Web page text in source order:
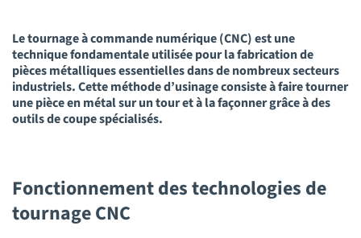
Le tournage à commande numérique (CNC) est une
technique fondamentale utilisée pour la fabrication de
pièces métalliques essentielles dans de nombreux secteurs
industriels. Cette méthode d’usinage consiste à faire tourner
une pièce en métal sur un tour et à la façonner grâce à des
outils de coupe spécialisés.
Fonctionnement des technologies de
tournage CNC